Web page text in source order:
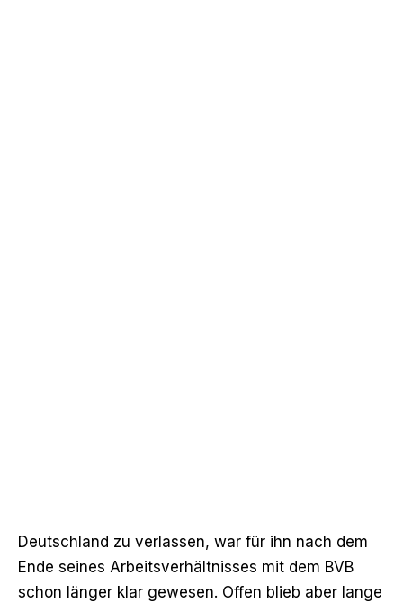
Deutschland zu verlassen, war für ihn nach dem
Ende seines Arbeitsverhältnisses mit dem BVB
schon länger klar gewesen. Offen blieb aber lange